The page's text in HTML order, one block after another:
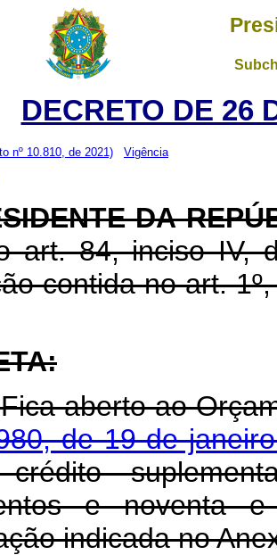
DECRETO DE 26
nº 10.810, de 2021) Vigência
DA
art. 84, inciso IV,
contida no art.
aberto ao
de 19 de
crédito
e noventa
indicada no